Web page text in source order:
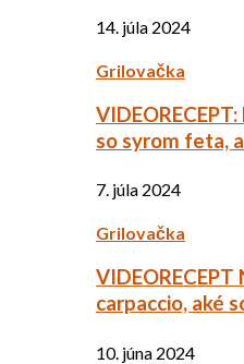
14. júla 2024
Grilovačka
so syrom feta,
7. júla 2024
Grilovačka
carpaccio, aké
10. júna 2024